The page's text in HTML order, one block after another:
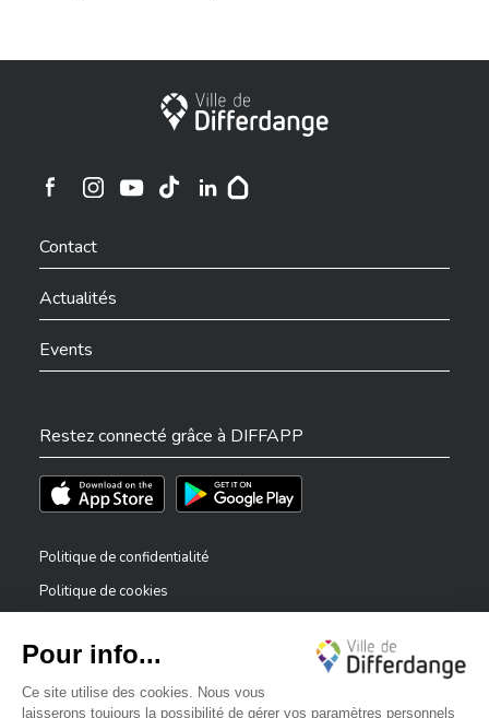
Ville de Differdange
Ville de Differdange sur Instagram
Contact
Actualités
Events
Restez connecté grâce à DIFFAPP
Téléchargez l'app sur l'App StoreTéléchargez l'app sur Play Store
Politique de confidentialité
Politique de cookies
Déclaration d’accessibilité
Dispositif de signalement — lanceurs d’alerte
✕